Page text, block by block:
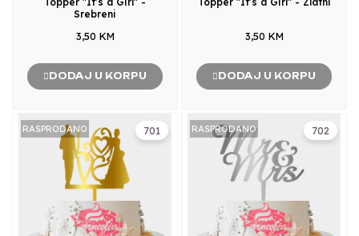
Srebreni
3,50 KM
DODAJ U KORPU
3,50 KM
DODAJ U KORPU
701
RASPRODANO 702
RASPRODANO